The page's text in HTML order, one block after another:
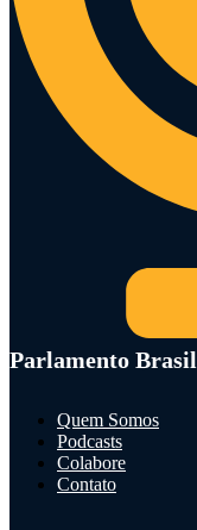
Parlamento Brasil
Quem Somos
Podcasts
Colabore
Contato